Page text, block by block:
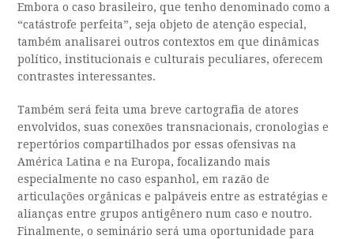
Embora o caso brasileiro, que tenho denominado como a
“catástrofe perfeita”, seja objeto de atenção especial,
também analisarei outros contextos em que dinâmicas
político, institucionais e culturais peculiares, oferecem
contrastes interessantes.
Também será feita uma breve cartografia de atores
envolvidos, suas conexões transnacionais, cronologias e
repertórios compartilhados por essas ofensivas na
América Latina e na Europa, focalizando mais
especialmente no caso espanhol, em razão de
articulações orgânicas e palpáveis entre as estratégias e
alianças entre grupos antigênero num caso e noutro.
Finalmente, o seminário será uma oportunidade para